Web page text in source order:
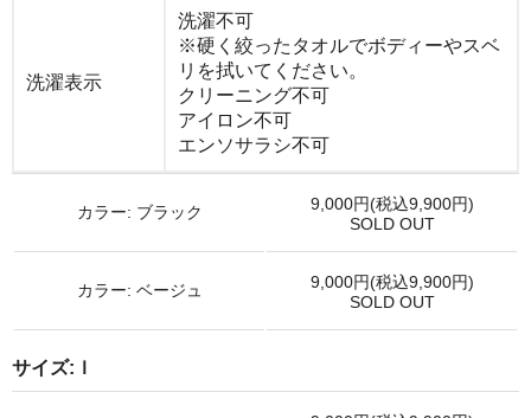
洗濯表示
洗濯不可
※硬く絞ったタオルでボディーやスベ
リを拭いてください。
クリーニング不可
アイロン不可
エンソサラシ不可
カラー: ブラック
9,000円(税込9,900円)
SOLD OUT
カラー: ベージュ
9,000円(税込9,900円)
SOLD OUT
サイズ:ｌ